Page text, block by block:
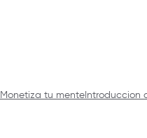
Monetiza tu mente Introduccion